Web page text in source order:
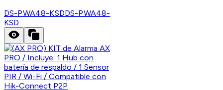
DS-PWA48-KSDDS-PWA48-
KSD